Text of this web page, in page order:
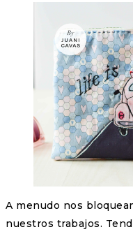
A menudo nos
nuestros trabajos.